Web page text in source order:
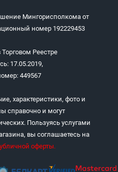
Мингорисполкома от
номер 192229453
Реестре
17.05.2019,
449567
характеристики, фото и
справочно и могут
Пользуясь услугами
вы соглашаетесь на
оферты.